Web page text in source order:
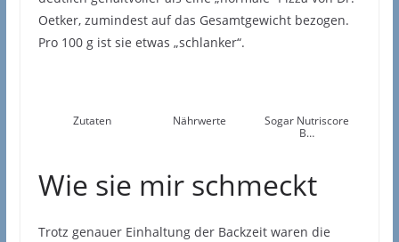
Oetker, zumindest auf das Gesamtgewicht bezogen.
Pro 100 g ist sie etwas „schlanker“.
Zutaten Nährwerte
Sogar Nutriscore
B…
Wie sie mir schmeckt
Trotz genauer Einhaltung der Backzeit waren die